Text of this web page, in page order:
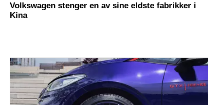
Volkswagen stenger en av sine eldste fabrikker i
Kina